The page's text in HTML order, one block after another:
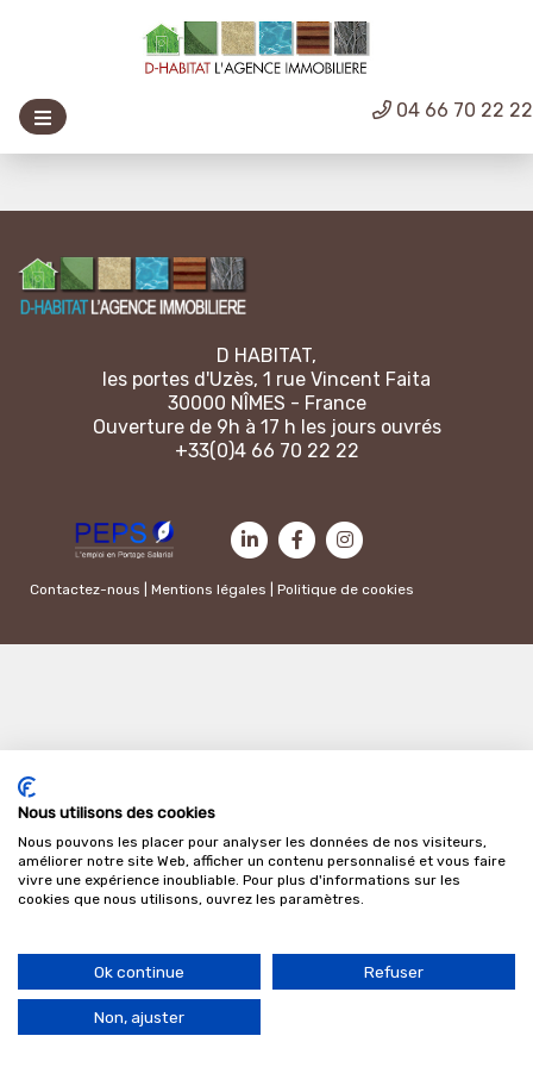
04 66 70 22 22
D HABITAT,
les portes d'Uzès, 1 rue Vincent Faita
30000 NÎMES - France
Ouverture de 9h à 17 h les jours ouvrés
+33(0)4 66 70 22 22
Contactez-nous |Mentions légales |Politique de cookies
Nous utilisons des cookies
Nous pouvons les placer pour analyser les données de nos visiteurs,
améliorer notre site Web, afficher un contenu personnalisé et vous faire
vivre une expérience inoubliable. Pour plus d'informations sur les
cookies que nous utilisons, ouvrez les paramètres.
Ok continue Refuser
Non, ajuster